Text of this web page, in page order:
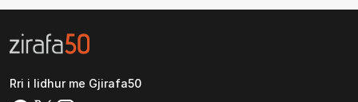
Rri i lidhur me Gjirafa50